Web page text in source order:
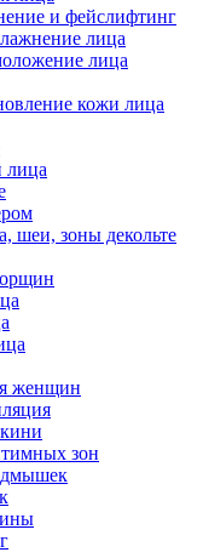
и фейслифтинг
лица
лица
кожи лица
лица
шеи, зоны декольте
женщин
зон